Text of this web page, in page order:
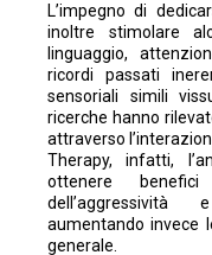
L’impegno di
inoltre stimolare
linguaggio,
ricordi passati
sensoriali simili
ricerche hanno
attraverso
Therapy, infatti,
ottenere benefici
dell’aggressività
aumentando invece
generale.